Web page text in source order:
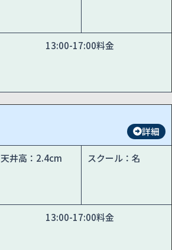
13:00-17:00料金
詳細
天井高：2.4cm スクール：名
13:00-17:00料金